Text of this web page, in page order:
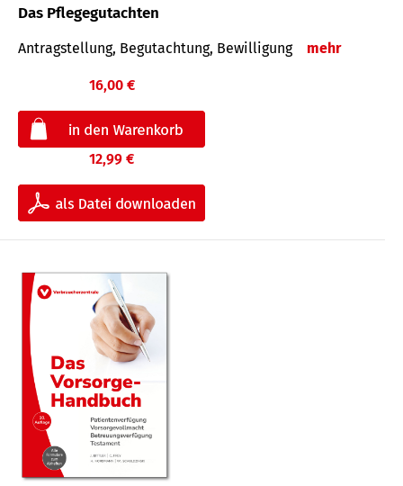
Das Pflegegutachten
Antragstellung, Begutachtung, Bewilligung mehr
16,00 €
12,99 €